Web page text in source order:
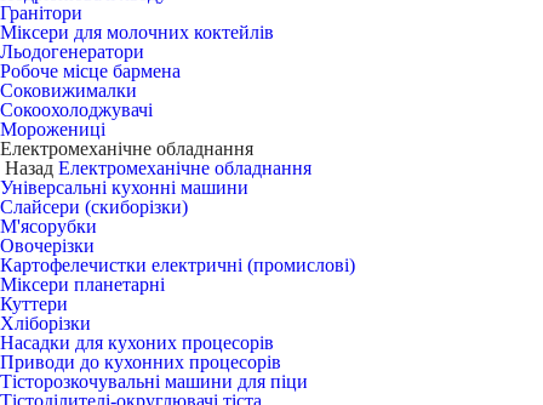
Гранітори
Міксери для молочних коктейлів
Льодогенератори
Робоче місце бармена
Соковижималки
Сокоохолоджувачі
Морожениці
Електромеханічне обладнання
Назад Електромеханічне обладнання
Універсальні кухонні машини
Слайсери (скиборізки)
М'ясорубки
Овочерізки
Картофелечистки електричні (промислові)
Міксери планетарні
Куттери
Хліборізки
Насадки для кухоних процесорів
Приводи до кухонних процесорів
Тісторозкочувальні машини для піци
Тістоділителі-округлювачі тіста